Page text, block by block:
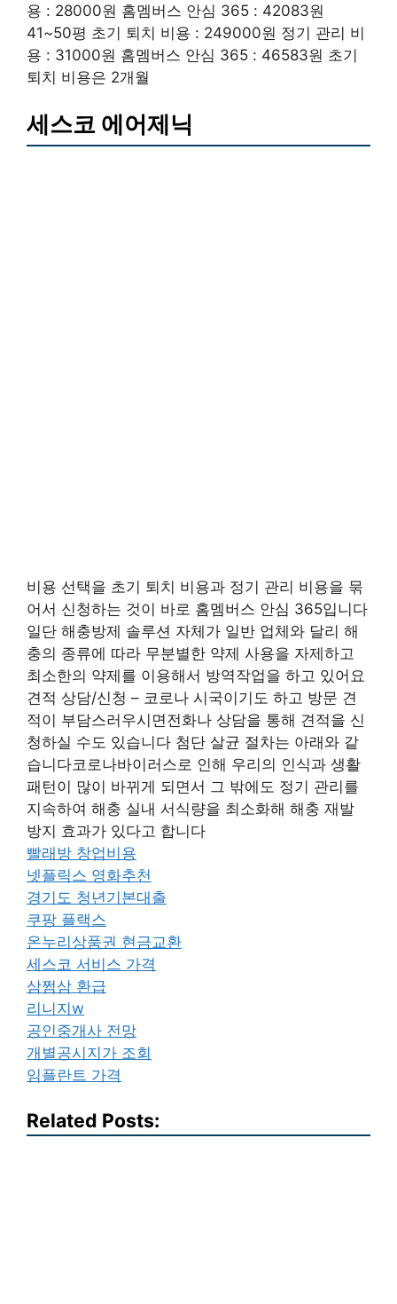
용 : 28000원 홈멤버스 안심 365 : 42083원
41~50평 초기 퇴치 비용 : 249000원 정기 관리 비
용 : 31000원 홈멤버스 안심 365 : 46583원 초기
퇴치 비용은 2개월
세스코 에어제닉
비용 선택을 초기 퇴치 비용과 정기 관리 비용을 묶
어서 신청하는 것이 바로 홈멤버스 안심 365입니다
일단 해충방제 솔루션 자체가 일반 업체와 달리 해
충의 종류에 따라 무분별한 약제 사용을 자제하고
최소한의 약제를 이용해서 방역작업을 하고 있어요
견적 상담/신청 – 코로나 시국이기도 하고 방문 견
적이 부담스러우시면전화나 상담을 통해 견적을 신
청하실 수도 있습니다 첨단 살균 절차는 아래와 같
습니다코로나바이러스로 인해 우리의 인식과 생활
패턴이 많이 바뀌게 되면서 그 밖에도 정기 관리를
지속하여 해충 실내 서식량을 최소화해 해충 재발
방지 효과가 있다고 합니다
빨래방 창업비용
넷플릭스 영화추천
경기도 청년기본대출
쿠팡 플랙스
온누리상품권 현금교환
세스코 서비스 가격
삼쩜삼 환급
리니지w
공인중개사 전망
개별공시지가 조회
임플란트 가격
Related Posts: